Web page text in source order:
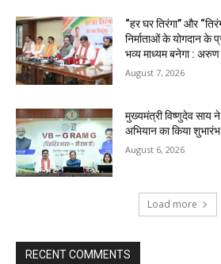
“हर घर तिरंगा” और
निर्माताओं के योगदान के
भव्य माध्यम बनेगा : अरुण
August 7, 2026
मुख्यमंत्री विष्णुदेव साय ने
अभियान का किया शुभारंभ
August 6, 2026
Load more
RECENT COMMENTS